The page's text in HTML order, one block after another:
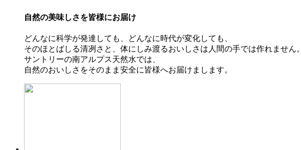
自然の美味しさを皆様にお届け
どんなに科学が発達しても、どんなに時代が変化しても、
そのほとばしる清冽さと、体にしみ渡るおいしさは人間の手では作れません。
サントリーの南アルプス天然水では、
自然のおいしさをそのまま安全に皆様へお届けまします。